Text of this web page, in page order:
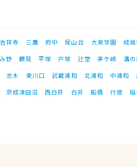
吉祥寺 三鷹 府中 尾山台 大泉学園 成
野 鶴見 平塚 戸塚 辻堂 茅ケ崎
溝の
志木 東川口 武蔵浦和 北浦和 中浦和
京成津田沼 西白井 白井 船橋 行徳